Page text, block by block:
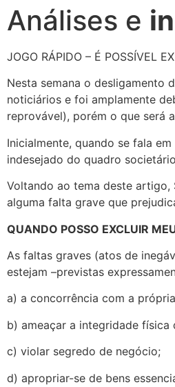
Análises e
JOGO RÁPIDO – É POSSÍVEL
Nesta semana o desligamento
noticiários e foi amplamente
reprovável), porém o que será
Inicialmente, quando se fala
indesejado do quadro
Voltando ao tema deste artigo,
alguma falta grave que
QUANDO POSSO EXCLUIR
As faltas graves (atos de
estejam –previstas
a) a concorrência com a
b) ameaçar a integridade
c) violar segredo de negócio;
d) apropriar-se de bens